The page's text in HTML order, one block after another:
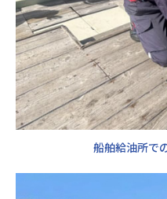
船舶給油所で